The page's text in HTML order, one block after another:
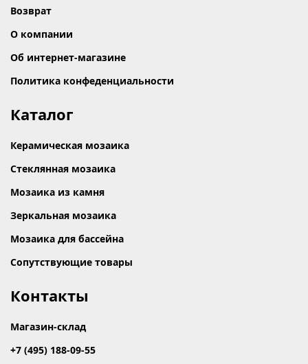
Возврат
О компании
Об интернет-магазине
Политика конфеденциальности
Каталог
Керамическая мозаика
Стеклянная мозаика
Мозаика из камня
Зеркальная мозаика
Мозаика для бассейна
Сопутствующие товары
Контакты
Магазин-склад
+7 (495) 188-09-55